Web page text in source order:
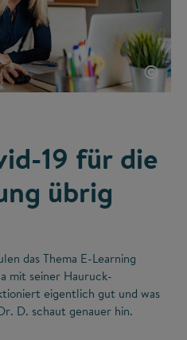
©
19 für die
übrig
das Thema E-Learning
mit seiner Hauruck-
eigentlich gut und was
D. schaut genauer hin.